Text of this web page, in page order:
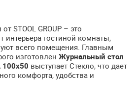
от STOOL GROUP – это
интерьера гостиной комнаты,
всего помещения. Главным
изготовлен Журнальный стол
100х50 выступает Стекло, что дает
комфорта, удобства и